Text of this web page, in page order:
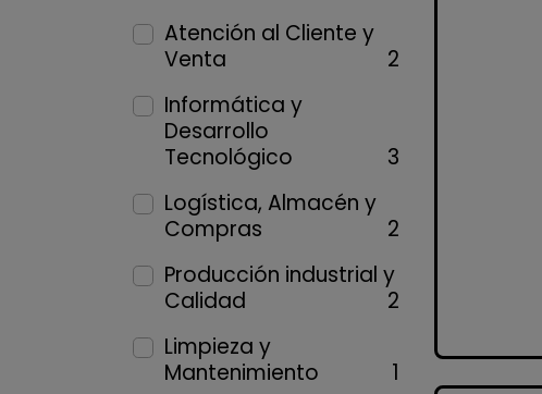
Atención al Cliente y
Venta
2
Informática y
Desarrollo
Tecnológico
3
Logística, Almacén y
Compras
2
Producción industrial y
Calidad
2
Limpieza y
Mantenimiento
1